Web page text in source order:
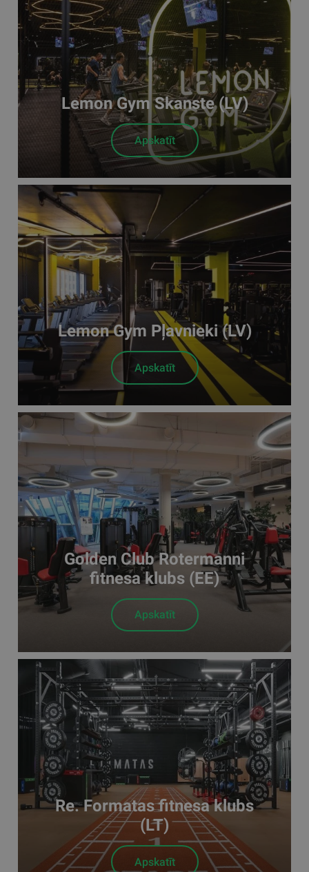
Lemon Gym Skanste (LV)
Apskatīt
Lemon Gym Pļavnieki (LV)
Apskatīt
Golden Club Rotermanni
fitnesa klubs (EE)
Apskatīt
Re. Formatas fitnesa klubs
(LT)
Apskatīt